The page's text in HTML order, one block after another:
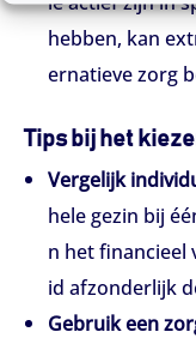
hebben, kan
ernatieve zorg
Tips bij het
Vergelijk
hele gezin bij
n het financieel
id afzonderlijk
Gebruik een